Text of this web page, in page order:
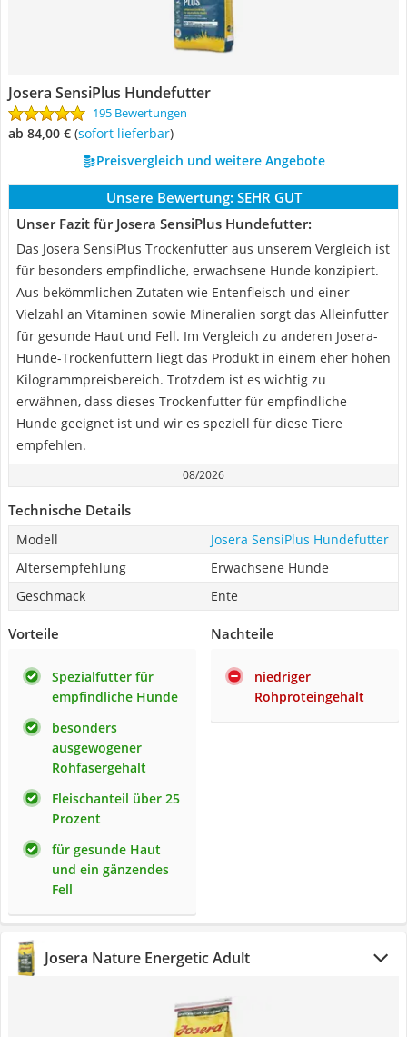
Josera SensiPlus Hundefutter
195 Bewertungen
ab 84,00 € ( Sofort lieferbar)
Preisvergleich und weitere Angebote
Unsere Bewertung: SEHR GUT
Unser Fazit für Josera SensiPlus Hundefutter:
Das Josera SensiPlus Trockenfutter aus unserem Vergleich ist
für besonders empfindliche, erwachsene Hunde konzipiert.
Aus bekömmlichen Zutaten wie Entenfleisch und einer
Vielzahl an Vitaminen sowie Mineralien sorgt das Alleinfutter
für gesunde Haut und Fell. Im Vergleich zu anderen Josera-
Hunde-Trockenfuttern liegt das Produkt in einem eher hohen
Kilogrammpreisbereich. Trotzdem ist es wichtig zu
erwähnen, dass dieses Trockenfutter für empfindliche
Hunde geeignet ist und wir es speziell für diese Tiere
empfehlen.
08/2026
Technische Details
Modell
Josera SensiPlus Hundefutter
Altersempfehlung
Erwachsene Hunde
Geschmack
Ente
Vorteile
Spezialfutter für
empfindliche Hunde
besonders
ausgewogener
Rohfasergehalt
Fleischanteil über 25
Prozent
für gesunde Haut
und ein gänzendes
Fell
Nachteile
niedriger
Rohproteingehalt
Josera Nature Energetic Adult